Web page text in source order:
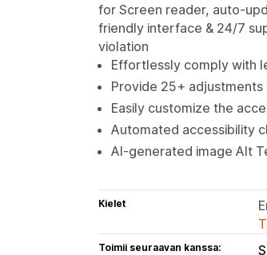
for Screen reader, auto-
friendly interface & 24/7
violation
Effortlessly comply with
Provide 25+
Easily customize the
Automated accessibility
AI-generated image Alt
Kielet
Toimii seuraavan kanssa: